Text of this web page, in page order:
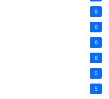
6
6
6
6
5
5